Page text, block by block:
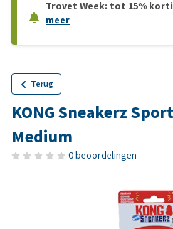
Trovet Week: tot 15%
meer
Terug
KONG Sneakerz
Medium
0 beoordelingen